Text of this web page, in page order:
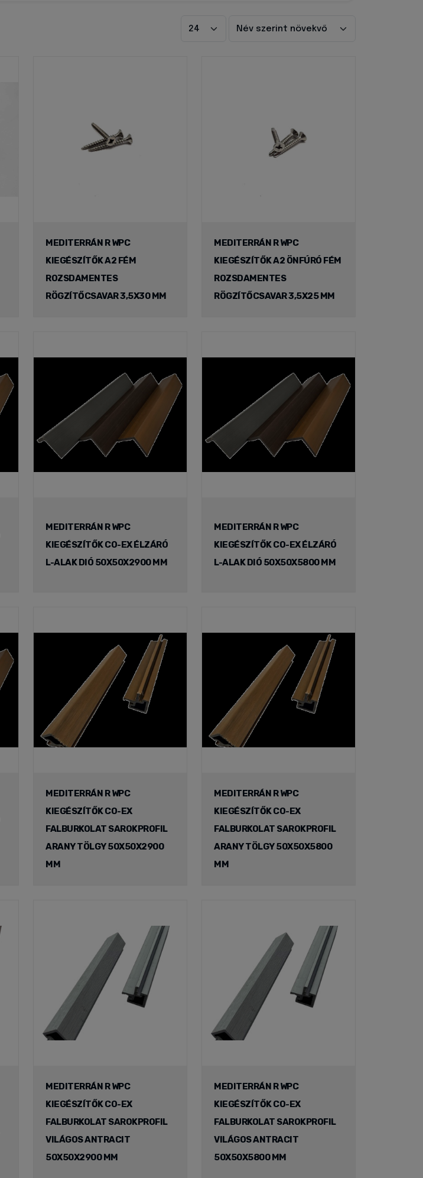
MEDITERRÁN R WPC
KIEGÉSZÍTŐK A2 FÉM
ROZSDAMENTES
RÖGZÍTŐCSAVAR 3,5X30 MM
MEDITERRÁN R WPC
KIEGÉSZÍTŐK A2 ÖNFÚRÓ FÉM
ROZSDAMENTES
RÖGZÍTŐCSAVAR 3,5X25 MM
MEDITERRÁN R WPC
KIEGÉSZÍTŐK CO-EX ÉLZÁRÓ
L-ALAK DIÓ 50X50X2900 MM
MEDITERRÁN R WPC
KIEGÉSZÍTŐK CO-EX ÉLZÁRÓ
L-ALAK DIÓ 50X50X5800 MM
MEDITERRÁN R WPC
KIEGÉSZÍTŐK CO-EX
FALBURKOLAT SAROKPROFIL
ARANY TÖLGY 50X50X2900
MM
MEDITERRÁN R WPC
KIEGÉSZÍTŐK CO-EX
FALBURKOLAT SAROKPROFIL
ARANY TÖLGY 50X50X5800
MM
MEDITERRÁN R WPC
KIEGÉSZÍTŐK CO-EX
FALBURKOLAT SAROKPROFIL
VILÁGOS ANTRACIT
50X50X2900 MM
MEDITERRÁN R WPC
KIEGÉSZÍTŐK CO-EX
FALBURKOLAT SAROKPROFIL
VILÁGOS ANTRACIT
50X50X5800 MM